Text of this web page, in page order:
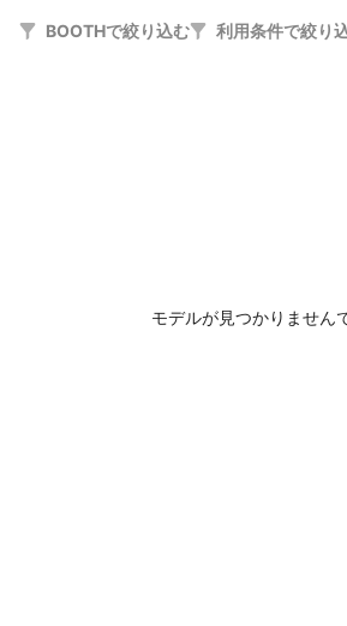
BOOTHで絞り込む 利用条件で絞り
モデルが見つかりません